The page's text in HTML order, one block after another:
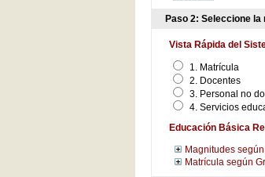
Paso 2: Seleccione la
Vista Rápida del
1. Matrícula
2. Docentes
3. Personal no
4. Servicios
Educación Básica
Magnitudes
Matrícula según